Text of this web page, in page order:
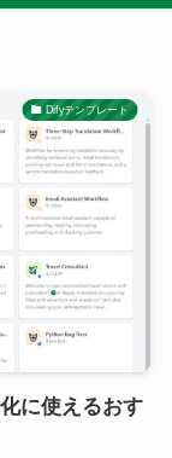
Difyテンプレート
に使えるおす